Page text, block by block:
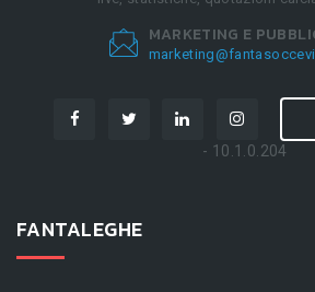
MARKETING E
- 10.1.0.204
FANTALEGHE